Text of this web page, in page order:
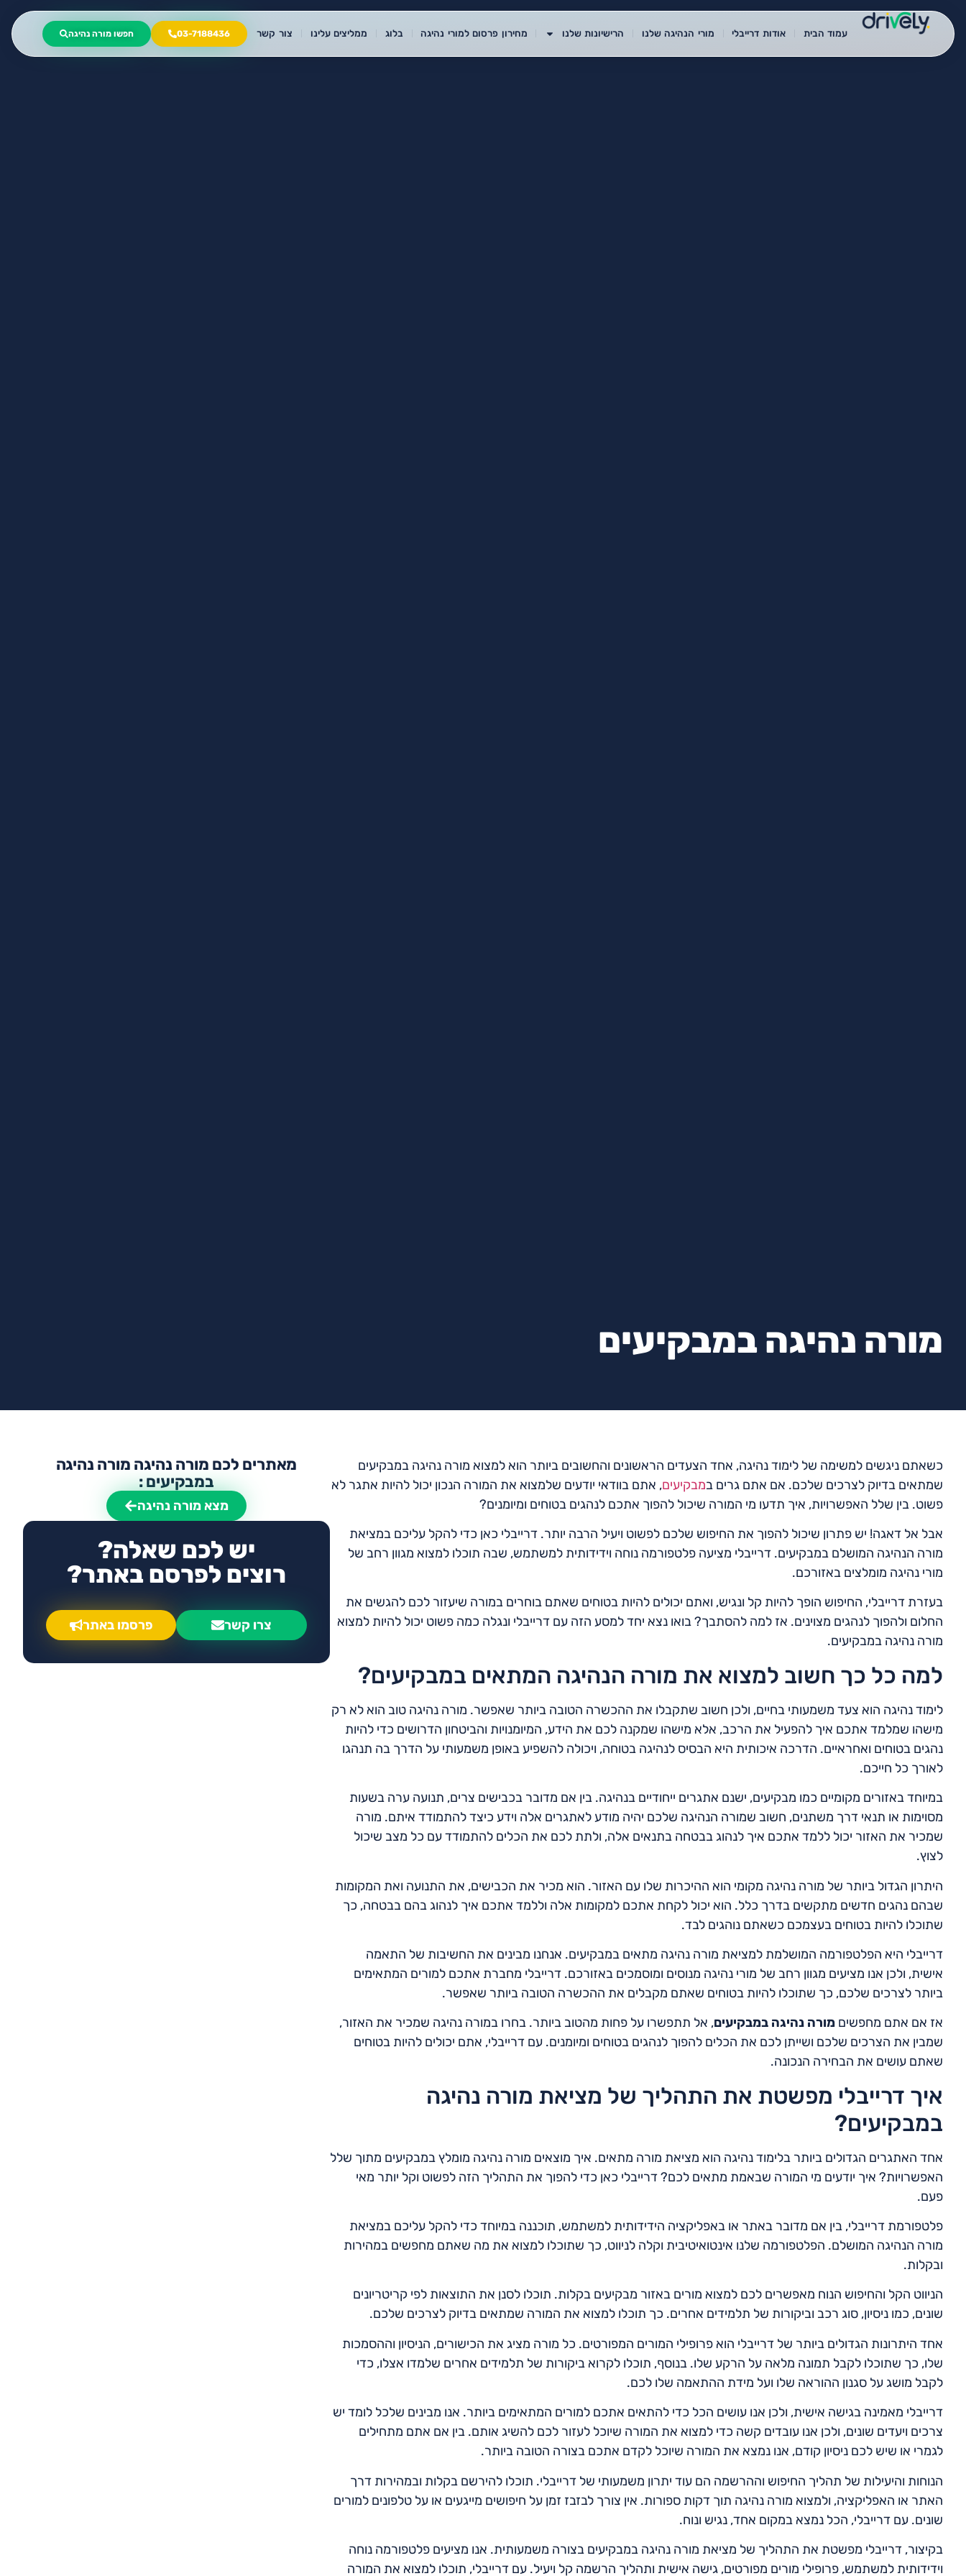
עמוד הבית אודות דרייבלי מורי הנהיגה שלנו הרישיונות שלנו מחירון פרסום למורי נהיגה בלוג ממליצים עלינו צור קשר 03-7188436 חפשו מורה נהיגה
מורה נהיגה במבקיעים
כשאתם ניגשים למשימה של לימוד נהיגה, אחד הצעדים הראשונים והחשובים ביותר הוא למצוא מורה נהיגה במבקיעים
שמתאים בדיוק לצרכים שלכם. אם אתם גרים במבקיעים, אתם בוודאי יודעים שלמצוא את המורה הנכון יכול להיות אתגר לא
פשוט. בין שלל האפשרויות, איך תדעו מי המורה שיכול להפוך אתכם לנהגים בטוחים ומיומנים?
אבל אל דאגה! יש פתרון שיכול להפוך את החיפוש שלכם לפשוט ויעיל הרבה יותר. דרייבלי כאן כדי להקל עליכם במציאת
מורה הנהיגה המושלם במבקיעים. דרייבלי מציעה פלטפורמה נוחה וידידותית למשתמש, שבה תוכלו למצוא מגוון רחב של
מורי נהיגה מומלצים באזורכם.
בעזרת דרייבלי, החיפוש הופך להיות קל ונגיש, ואתם יכולים להיות בטוחים שאתם בוחרים במורה שיעזור לכם להגשים את
החלום ולהפוך לנהגים מצוינים. אז למה להסתבך? בואו נצא יחד למסע הזה עם דרייבלי ונגלה כמה פשוט יכול להיות למצוא
מורה נהיגה במבקיעים.
למה כל כך חשוב למצוא את מורה הנהיגה המתאים במבקיעים?
לימוד נהיגה הוא צעד משמעותי בחיים, ולכן חשוב שתקבלו את ההכשרה הטובה ביותר שאפשר. מורה נהיגה טוב הוא לא רק
מישהו שמלמד אתכם איך להפעיל את הרכב, אלא מישהו שמקנה לכם את הידע, המיומנויות והביטחון הדרושים כדי להיות
נהגים בטוחים ואחראיים. הדרכה איכותית היא הבסיס לנהיגה בטוחה, ויכולה להשפיע באופן משמעותי על הדרך בה תנהגו
לאורך כל חייכם.
במיוחד באזורים מקומיים כמו מבקיעים, ישנם אתגרים ייחודיים בנהיגה. בין אם מדובר בכבישים צרים, תנועה ערה בשעות
מסוימות או תנאי דרך משתנים, חשוב שמורה הנהיגה שלכם יהיה מודע לאתגרים אלה וידע כיצד להתמודד איתם. מורה
שמכיר את האזור יכול ללמד אתכם איך לנהוג בבטחה בתנאים אלה, ולתת לכם את הכלים להתמודד עם כל מצב שיכול
לצוץ.
היתרון הגדול ביותר של מורה נהיגה מקומי הוא ההיכרות שלו עם האזור. הוא מכיר את הכבישים, את התנועה ואת המקומות
שבהם נהגים חדשים מתקשים בדרך כלל. הוא יכול לקחת אתכם למקומות אלה וללמד אתכם איך לנהוג בהם בבטחה, כך
שתוכלו להיות בטוחים בעצמכם כשאתם נוהגים לבד.
דרייבלי היא הפלטפורמה המושלמת למציאת מורה נהיגה מתאים במבקיעים. אנחנו מבינים את החשיבות של התאמה
אישית, ולכן אנו מציעים מגוון רחב של מורי נהיגה מנוסים ומוסמכים באזורכם. דרייבלי מחברת אתכם למורים המתאימים
ביותר לצרכים שלכם, כך שתוכלו להיות בטוחים שאתם מקבלים את ההכשרה הטובה ביותר שאפשר.
אז אם אתם מחפשים מורה נהיגה במבקיעים, אל תתפשרו על פחות מהטוב ביותר. בחרו במורה נהיגה שמכיר את האזור,
שמבין את הצרכים שלכם ושייתן לכם את הכלים להפוך לנהגים בטוחים ומיומנים. עם דרייבלי, אתם יכולים להיות בטוחים
שאתם עושים את הבחירה הנכונה.
איך דרייבלי מפשטת את התהליך של מציאת מורה נהיגה
במבקיעים?
אחד האתגרים הגדולים ביותר בלימוד נהיגה הוא מציאת מורה מתאים. איך מוצאים מורה נהיגה מומלץ במבקיעים מתוך שלל
האפשרויות? איך יודעים מי המורה שבאמת מתאים לכם? דרייבלי כאן כדי להפוך את התהליך הזה לפשוט וקל יותר מאי
פעם.
פלטפורמת דרייבלי, בין אם מדובר באתר או באפליקציה הידידותית למשתמש, תוכננה במיוחד כדי להקל עליכם במציאת
מורה הנהיגה המושלם. הפלטפורמה שלנו אינטואיטיבית וקלה לניווט, כך שתוכלו למצוא את מה שאתם מחפשים במהירות
ובקלות.
הניווט הקל והחיפוש הנוח מאפשרים לכם למצוא מורים באזור מבקיעים בקלות. תוכלו לסנן את התוצאות לפי קריטריונים
שונים, כמו ניסיון, סוג רכב וביקורות של תלמידים אחרים. כך תוכלו למצוא את המורה שמתאים בדיוק לצרכים שלכם.
אחד היתרונות הגדולים ביותר של דרייבלי הוא פרופילי המורים המפורטים. כל מורה מציג את הכישורים, הניסיון וההסמכות
שלו, כך שתוכלו לקבל תמונה מלאה על הרקע שלו. בנוסף, תוכלו לקרוא ביקורות של תלמידים אחרים שלמדו אצלו, כדי
לקבל מושג על סגנון ההוראה שלו ועל מידת ההתאמה שלו לכם.
דרייבלי מאמינה בגישה אישית, ולכן אנו עושים הכל כדי להתאים אתכם למורים המתאימים ביותר. אנו מבינים שלכל לומד יש
צרכים ויעדים שונים, ולכן אנו עובדים קשה כדי למצוא את המורה שיוכל לעזור לכם להשיג אותם. בין אם אתם מתחילים
לגמרי או שיש לכם ניסיון קודם, אנו נמצא את המורה שיוכל לקדם אתכם בצורה הטובה ביותר.
הנוחות והיעילות של תהליך החיפוש וההרשמה הם עוד יתרון משמעותי של דרייבלי. תוכלו להירשם בקלות ובמהירות דרך
האתר או האפליקציה, ולמצוא מורה נהיגה תוך דקות ספורות. אין צורך לבזבז זמן על חיפושים מייגעים או על טלפונים למורים
שונים. עם דרייבלי, הכל נמצא במקום אחד, נגיש ונוח.
בקיצור, דרייבלי מפשטת את התהליך של מציאת מורה נהיגה במבקיעים בצורה משמעותית. אנו מציעים פלטפורמה נוחה
וידידותית למשתמש, פרופילי מורים מפורטים, גישה אישית ותהליך הרשמה קל ויעיל. עם דרייבלי, תוכלו למצוא את המורה
מאתרים לכם מורה נהיגה מורה נהיגה
במבקיעים :
מצא מורה נהיגה
יש לכם שאלה?
רוצים לפרסם באתר?
צרו קשר פרסמו באתר